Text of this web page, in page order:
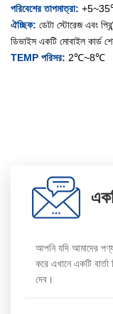
পরিবেশের তাপমাত্রা:
ঐচ্ছিক: ডেটা স্টোরেজ এবং
ডিভাইস একটি মোবাইল কার্ড
TEMP পরিসর: 2℃~8℃
আপনি যদি আমাদের
করে এখানে একটি
দেব।